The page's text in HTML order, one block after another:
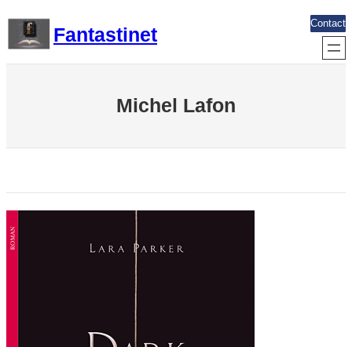
contenu
Fantastinet
Contact
Michel Lafon